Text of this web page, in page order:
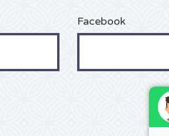
Facebook